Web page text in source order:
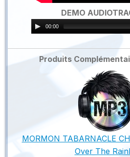
DEMO
00:00
Produits
MORMON TABARNACLE
Over The